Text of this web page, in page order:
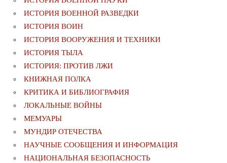
ИСТОРИЯ ВОЕННОЙ РАЗВЕДКИ
ИСТОРИЯ ВОИН
ИСТОРИЯ ВООРУЖЕНИЯ И ТЕХНИКИ
ИСТОРИЯ ТЫЛА
ИСТОРИЯ: ПРОТИВ ЛЖИ
КНИЖНАЯ ПОЛКА
КРИТИКА И БИБЛИОГРАФИЯ
ЛОКАЛЬНЫЕ ВОЙНЫ
МЕМУАРЫ
МУНДИР ОТЕЧЕСТВА
НАУЧНЫЕ СООБЩЕНИЯ И ИНФОРМАЦИЯ
НАЦИОНАЛЬНАЯ БЕЗОПАСНОСТЬ